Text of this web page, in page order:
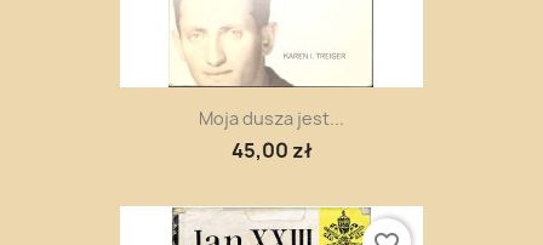
Moja dusza jest...
45,00 zł